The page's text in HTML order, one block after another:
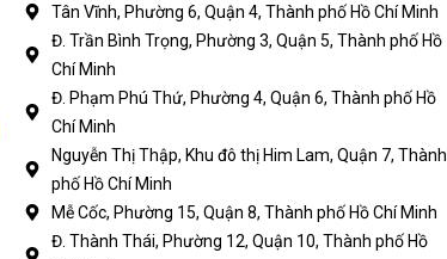
Tân Vĩnh, Phường 6, Quận 4, Thành phố Hồ Chí Minh
Đ. Trần Bình Trọng, Phường 3, Quận 5, Thành phố Hồ
Chí Minh
Đ. Phạm Phú Thứ, Phường 4, Quận 6, Thành phố Hồ
Chí Minh
Nguyễn Thị Thập, Khu đô thị Him Lam, Quận 7, Thành
phố Hồ Chí Minh
Mễ Cốc, Phường 15, Quận 8, Thành phố Hồ Chí Minh
Đ. Thành Thái, Phường 12, Quận 10, Thành phố Hồ